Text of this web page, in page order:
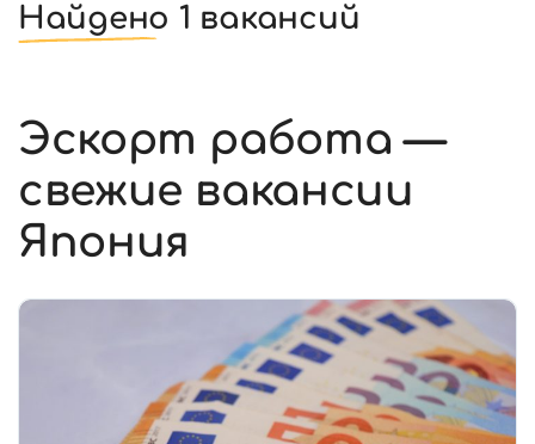
Найдено 1 вакансий
Эскорт работа —
свежие вакансии
Япония